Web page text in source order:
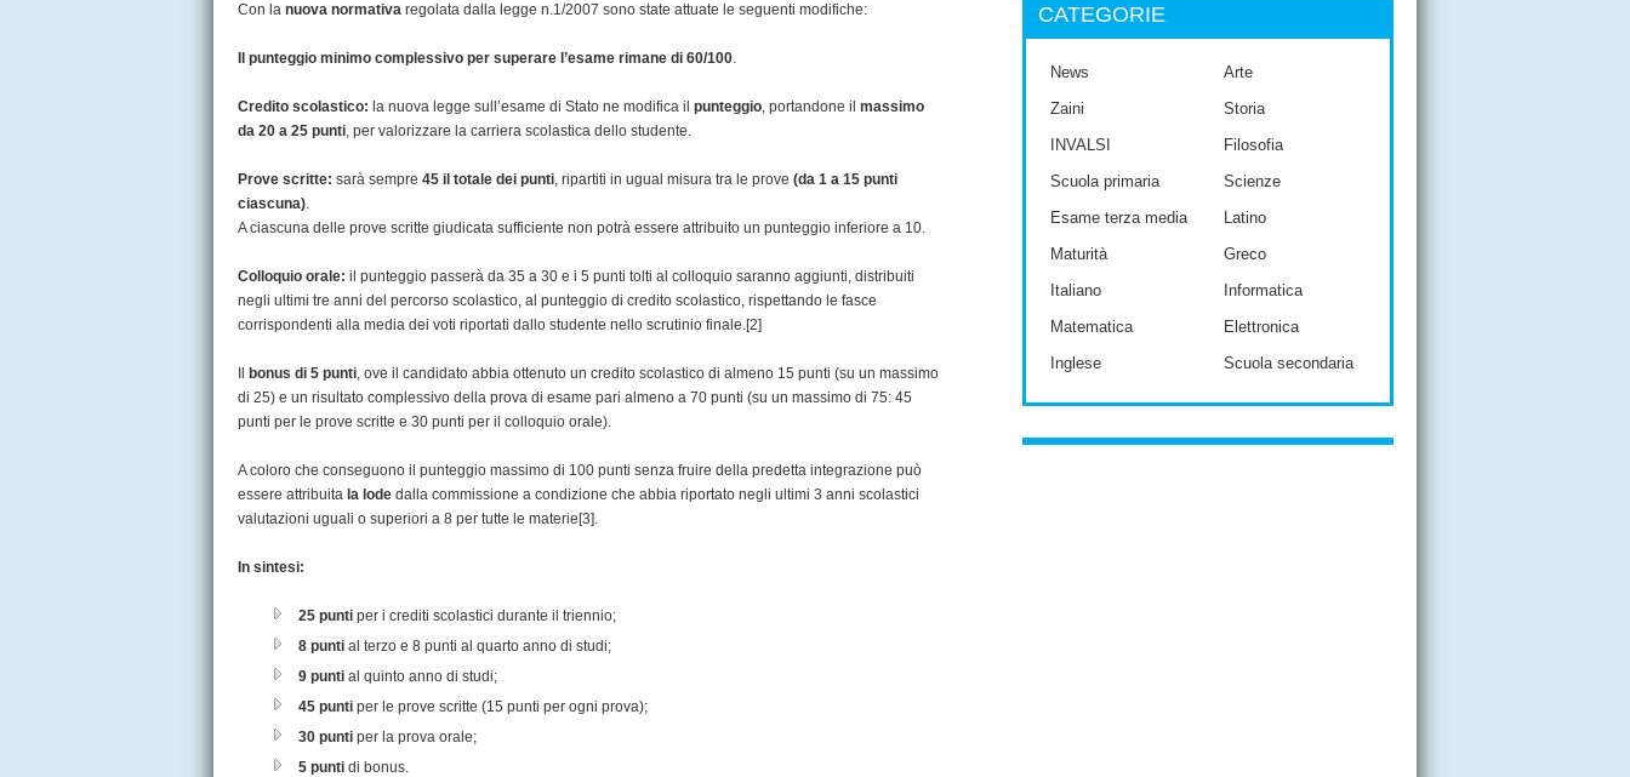
Con la nuova normativa regolata dalla legge n.1/2007 sono state attuate le seguenti modifiche:
Il punteggio minimo complessivo per superare l’esame rimane di 60/100.
Credito scolastico: la nuova legge sull’esame di Stato ne modifica il punteggio, portandone il massimo
da 20 a 25 punti, per valorizzare la carriera scolastica dello studente.
Prove scritte: sarà sempre 45 il totale dei punti, ripartiti in ugual misura tra le prove (da 1 a 15 punti
ciascuna).
A ciascuna delle prove scritte giudicata sufficiente non potrà essere attribuito un punteggio inferiore a 10.
Colloquio orale: il punteggio passerà da 35 a 30 e i 5 punti tolti al colloquio saranno aggiunti, distribuiti
negli ultimi tre anni del percorso scolastico, al punteggio di credito scolastico, rispettando le fasce
corrispondenti alla media dei voti riportati dallo studente nello scrutinio finale.[2]
bonus di 5 punti, ove il candidato abbia ottenuto un credito scolastico di almeno 15 punti (su un massimo
di 25) e un risultato complessivo della prova di esame pari almeno a 70 punti (su un massimo di 75: 45
punti per le prove scritte e 30 punti per il colloquio orale).
A coloro che conseguono il punteggio massimo di 100 punti senza fruire della predetta integrazione può
essere attribuita la lode dalla commissione a condizione che abbia riportato negli ultimi 3 anni scolastici
valutazioni uguali o superiori a 8 per tutte le materie[3].
In sintesi:
25 punti per i crediti scolastici durante il triennio;
8 punti al terzo e 8 punti al quarto anno di studi;
9 punti al quinto anno di studi;
45 punti per le prove scritte (15 punti per ogni prova);
30 punti per la prova orale;
5 punti di bonus.
CATEGORIE
News
Zaini
INVALSI
Scuola primaria
Esame terza media
Maturità
Italiano
Matematica
Inglese
Arte
Storia
Filosofia
Scienze
Latino
Greco
Informatica
Elettronica
Scuola secondaria